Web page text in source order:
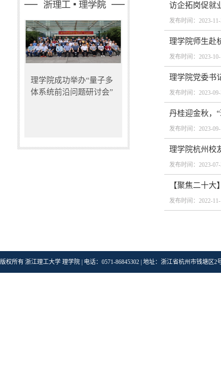
理学院成功举办“量子多
体系统前沿问题研讨会”
访企拓岗促就
发布时间：2023-
理学院师生赴
发布时间：2023-
理学院党委书
发布时间：2023-
丹桂迎金秋，
发布时间：2023-
理学院杭州校
发布时间：2023-
【聚焦二十
发布时间：2022-
版权所有 浙江理工大学 理学院 | 电话：0571-86845302 | 地址：浙江省杭州市钱塘区